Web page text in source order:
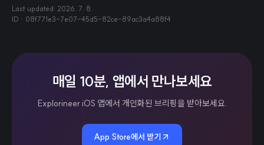
Last updated: 2026. 7. 8.
ID · 08f771e3-7e07-45d5-82ce-89ac3a4a88f4
매일 10분, 앱에서 만나보세요
Explorineer iOS 앱에서 개인화된 브리핑을 받아보세요.
App Store에서 받기